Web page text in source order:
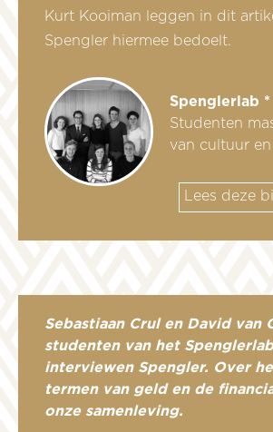
Kurt Kooiman leggen in dit
Spengler hiermee bedoelt.
Spenglerlab *
Studenten
van cultuur
Lees deze
Sebastiaan Crul en David van
studenten van het
interviewen Spengler. Over
termen van geld en de
onze samenleving.